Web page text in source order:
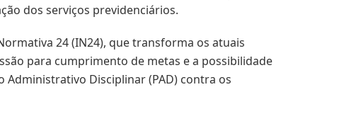
dos serviços previdenciários.
24 (IN24), que transforma os atuais
para cumprimento de metas e a possibilidade
Administrativo Disciplinar (PAD) contra os